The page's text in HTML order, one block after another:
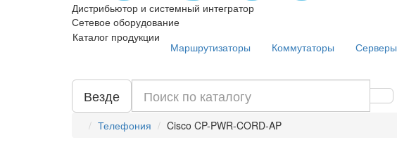
Дистрибьютор и системный интегратор
Сетевое оборудование
Каталог продукции
Маршрутизаторы Коммутаторы Серверы
Везде
Телефония Cisco CP-PWR-CORD-AP